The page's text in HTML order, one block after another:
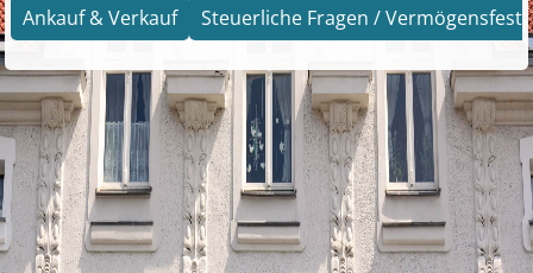
Ankauf & Verkauf Steuerliche Fragen /